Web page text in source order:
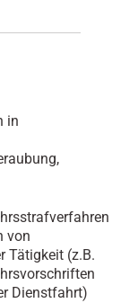
in
von
Tätigkeit (z.B.
Dienstfahrt)